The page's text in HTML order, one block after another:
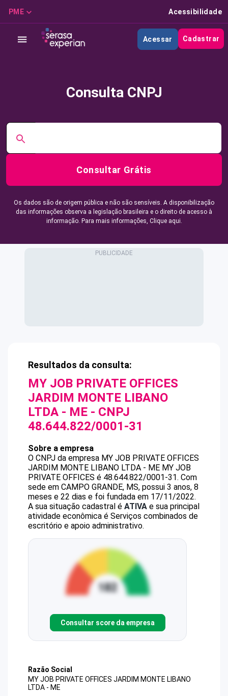
PME Acessibilidade
Acessar Cadastrar
Consulta CNPJ
Consultar Grátis
Os dados são de origem pública e não são sensíveis. A disponibilização
das informações observa a legislação brasileira e o direito de acesso à
informação. Para mais informações, Clique aqui.
Resultados da consulta:
MY JOB PRIVATE OFFICES
JARDIM MONTE LIBANO
LTDA - ME - CNPJ
48.644.822/0001-31
Sobre a empresa
O CNPJ da empresa MY JOB PRIVATE OFFICES
JARDIM MONTE LIBANO LTDA - ME MY JOB
PRIVATE OFFICES é 48.644.822/0001-31. Com
sede em CAMPO GRANDE, MS, possui 3 anos, 8
meses e 22 dias e foi fundada em 17/11/2022.
A sua situação cadastral é ATIVA e sua principal
atividade econômica é Serviços combinados de
escritório e apoio administrativo.
Consultar score da empresa
Razão Social
MY JOB PRIVATE OFFICES JARDIM MONTE LIBANO
LTDA - ME